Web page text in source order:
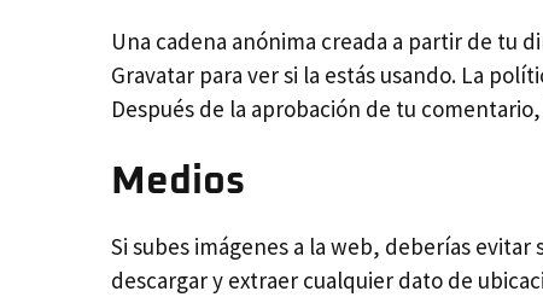
Una cadena anónima creada a partir de tu
Gravatar para ver si la estás usando. La
Después de la aprobación de tu
Medios
Si subes imágenes a la web, deberías
descargar y extraer cualquier dato de